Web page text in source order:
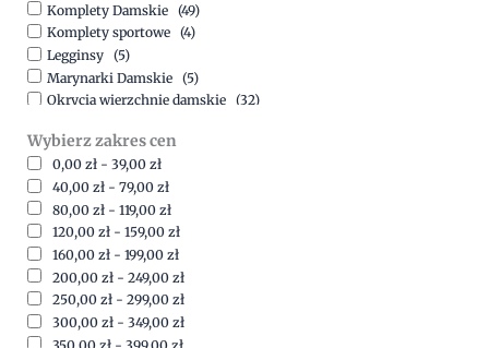
Komplety Damskie (49)
Komplety sportowe (4)
Legginsy (5)
Marynarki Damskie (5)
Okrycia wierzchnie damskie (32)
Spodnie (15)
Sukienki (41)
Swetry Damskie (19)
Szorty (7)
Wybierz zakres cen
0,00 zł - 39,00 zł
40,00 zł - 79,00 zł
80,00 zł - 119,00 zł
120,00 zł - 159,00 zł
160,00 zł - 199,00 zł
200,00 zł - 249,00 zł
250,00 zł - 299,00 zł
300,00 zł - 349,00 zł